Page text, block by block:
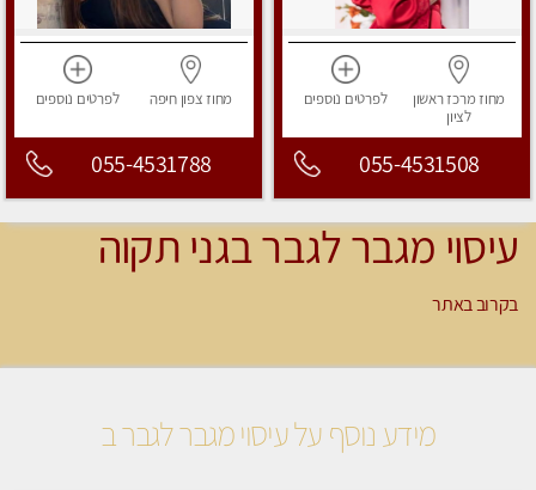
מחוז מרכזראשון
לציון
לפרטים נוספים
055-4531508
מחוז צפוןחיפה לפרטים נוספים
055-4531788
עיסוי מגבר לגבר בגני תקוה
בקרוב באתר
מידע נוסף על עיסוי מגבר לגבר ב